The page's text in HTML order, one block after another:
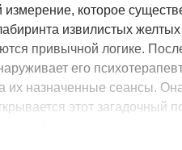
измерение, которое
извилистых
привычной логике.
его
их назначенные сеансы.
этот загадочный
Искаженное измерение